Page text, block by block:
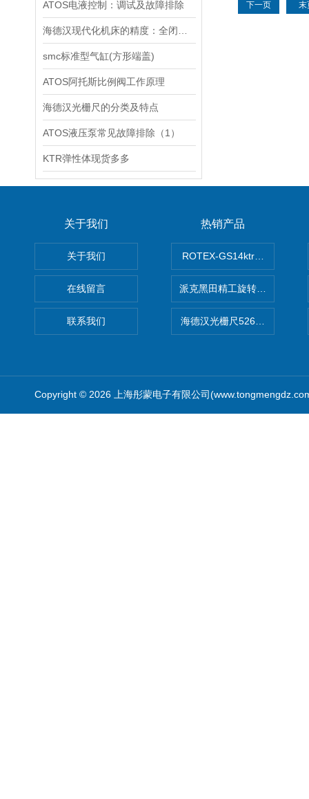
ATOS电液控制：调试及故障排除
smc标准型气缸(方形端盖)
ATOS阿托斯比例阀工作原理
海德汉光栅尺的分类及特点
ATOS液压泵常见故障排除（1）
KTR弹性体现货多多
下一页 末
关于我们
关于我们
在线留言
联系我们
热销产品
ROTEX-GS14ktr梅花连轴器
派克黑田精工旋转气缸
海德汉光栅尺526974-09
Copyright © 2026 上海彤蒙电子有限公司